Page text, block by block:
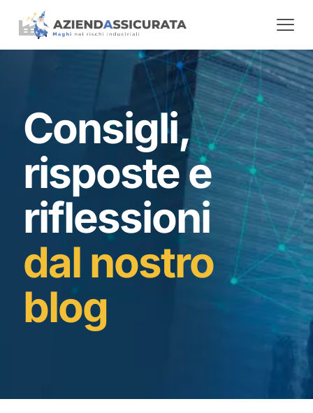
Consigli,
risposte e
riflessioni
dal nostro
blog